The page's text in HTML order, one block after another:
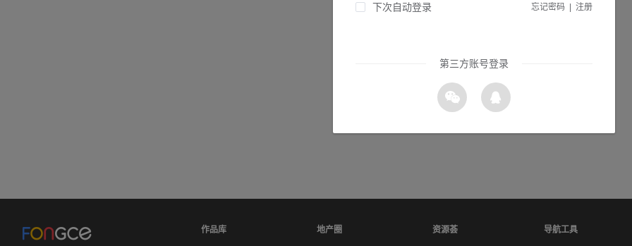
作品库 地产圈 资源荟 导航工具
下次自动登录 忘记密码 注册
第三方账号登录